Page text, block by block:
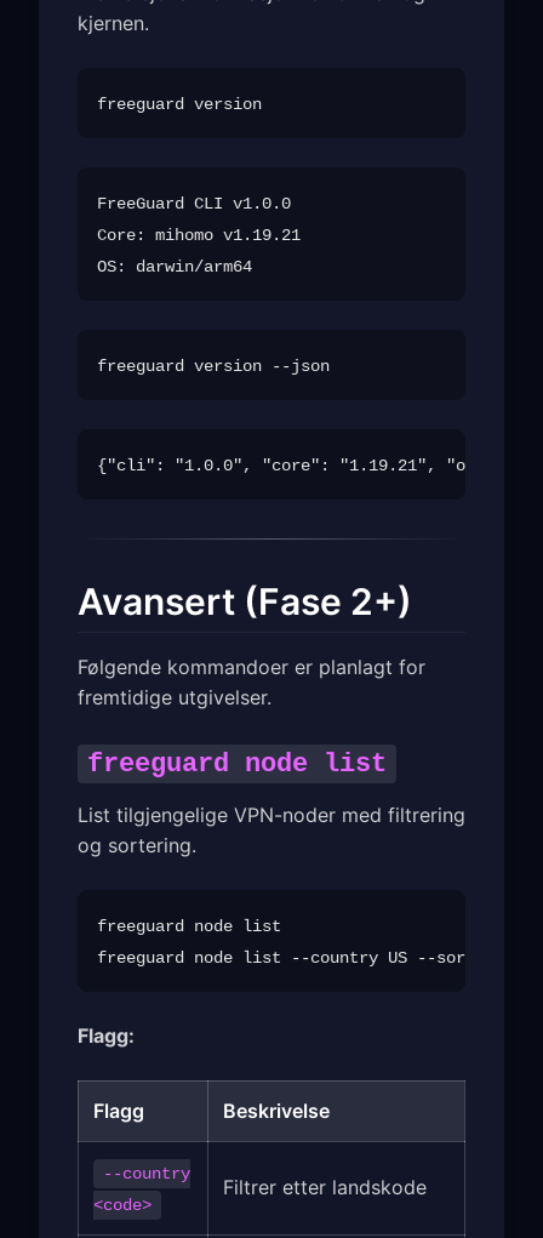
kjernen.
FreeGuard CLI v1.0.0
Core: mihomo v1.19.21
Avansert (Fase 2+)
Følgende kommandoer er planlagt for
fremtidige utgivelser.
freeguard node list
List tilgjengelige VPN-noder med filtrering
og sortering.
freeguard node list
Flagg:
Flagg Beskrivelse
--country
<code>
Filtrer etter landskode